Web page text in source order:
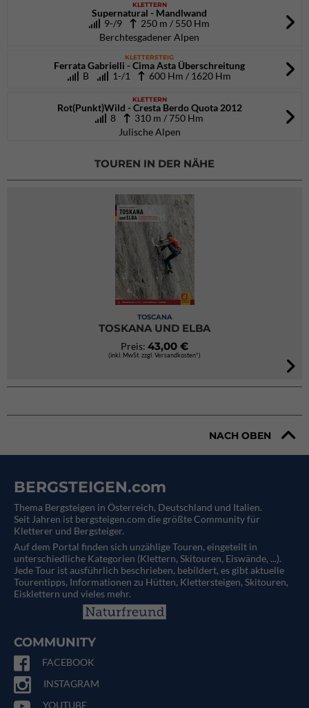
KLETTERN
Supernatural - Mandlwand
9-/9
250 m / 550 Hm
Berchtesgadener Alpen
KLETTERSTEIG
Ferrata Gabrielli - Cima Asta Überschreitung
B
1-/1 600 Hm / 1620 Hm
KLETTERN
Rot(Punkt)Wild - Cresta Berdo Quota 2012
8
310 m / 750 Hm
Julische Alpen
TOUREN IN DER NÄHE
TOSCANA
TOSKANA UND ELBA
Preis: 43,00 €
(inkl. MwSt. zzgl. Versandkosten*)
NACH OBEN
BERGSTEIGEN.com
Thema Bergsteigen in Österreich, Deutschland und Italien.
Seit Jahren ist bergsteigen.com die größte Community für
Kletterer und Bergsteiger.
Auf dem Portal finden sich unzählige Touren, eingeteilt in
unterschiedliche Kategorien (Klettern, Skitouren, Eiswände, ...).
Jede Tour ist ausführlich beschrieben, bebildert, es gibt aktuelle
Tourentipps, Informationen zu Hütten, Klettersteigen, Skitouren,
Eisklettern und vieles mehr.
COMMUNITY
FACEBOOK
INSTAGRAM
YOUTUBE